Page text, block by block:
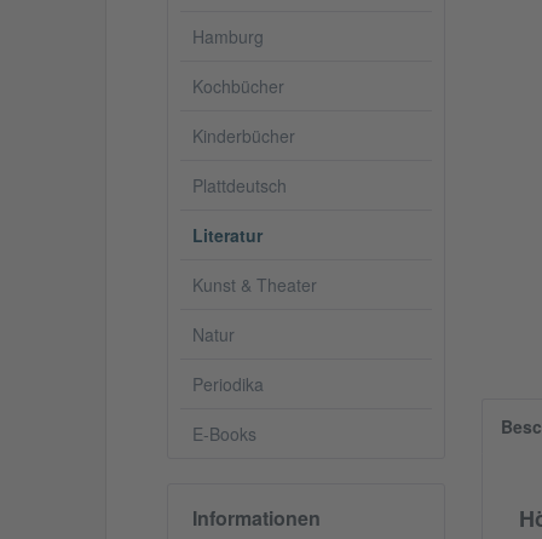
Hamburg
Kochbücher
Kinderbücher
Plattdeutsch
Literatur
Kunst & Theater
Natur
Periodika
E-Books
Informationen